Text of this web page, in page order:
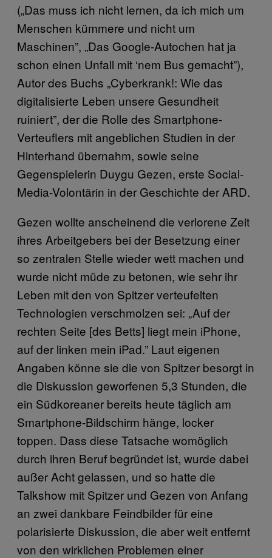
(„Das muss ich nicht lernen, da ich mich um
Menschen kümmere und nicht um
Maschinen”, „Das Google-Autochen hat ja
schon einen Unfall mit ‘nem Bus gemacht”),
Autor des Buchs „Cyberkrank!: Wie das
digitalisierte Leben unsere Gesundheit
ruiniert”, der die Rolle des Smartphone-
Verteuflers mit angeblichen Studien in der
Hinterhand übernahm, sowie seine
Gegenspielerin Duygu Gezen, erste Social-
Media-Volontärin in der Geschichte der ARD.
Gezen wollte anscheinend die verlorene Zeit
ihres Arbeitgebers bei der Besetzung einer
so zentralen Stelle wieder wett machen und
wurde nicht müde zu betonen, wie sehr ihr
Leben mit den von Spitzer verteufelten
Technologien verschmolzen sei: „Auf der
rechten Seite [des Betts] liegt mein iPhone,
auf der linken mein iPad.” Laut eigenen
Angaben könne sie die von Spitzer besorgt in
die Diskussion geworfenen 5,3 Stunden, die
ein Südkoreaner bereits heute täglich am
Smartphone-Bildschirm hänge, locker
toppen. Dass diese Tatsache womöglich
durch ihren Beruf begründet ist, wurde dabei
außer Acht gelassen, und so hatte die
Talkshow mit Spitzer und Gezen von Anfang
an zwei dankbare Feindbilder für eine
polarisierte Diskussion, die aber weit entfernt
von den wirklichen Problemen einer